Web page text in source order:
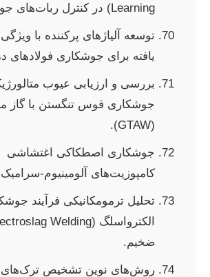
Learning) در کنترل ربات‌های جوشکاری.
توسعه آلیاژهای پرکننده با
یافته برای جوشکاری فولادهای
بررسی و ارزیابی عیوب
جوشکاری قوس تنگستن با گاز
(GTAW).
جوشکاری اصطکاکی اغتشاشی
کامپوزیت‌های آلومینیوم-
تحلیل ترمومکانیکی فرآیند
ضخیم.
روش‌های نوین تشخیص ترک‌های